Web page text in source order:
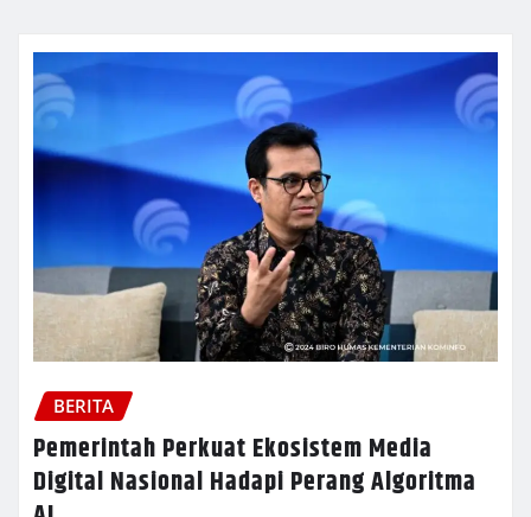
BERITA
Pemerintah Perkuat Ekosistem Media
Digital Nasional Hadapi Perang Algoritma